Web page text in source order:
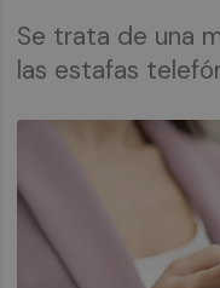
Se trata de una
las estafas